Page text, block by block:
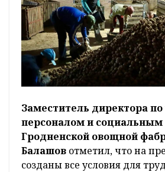
Заместитель директора
персоналом и социальным
Гродненской овощной
Балашов отметил, что на
созданы все условия для